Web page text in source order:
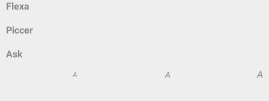
Flexa
Piccer
Ask
A A A